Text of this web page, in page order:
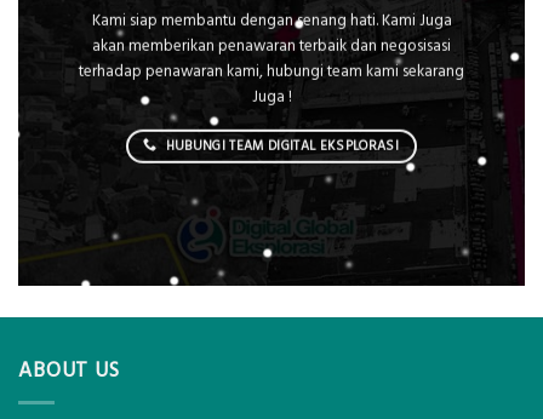
Kami siap membantu dengan senang hati. Kami Juga
akan memberikan penawaran terbaik dan negosisasi
terhadap penawaran kami, hubungi team kami sekarang
Juga !
HUBUNGI TEAM DIGITAL EKSPLORASI
ABOUT US